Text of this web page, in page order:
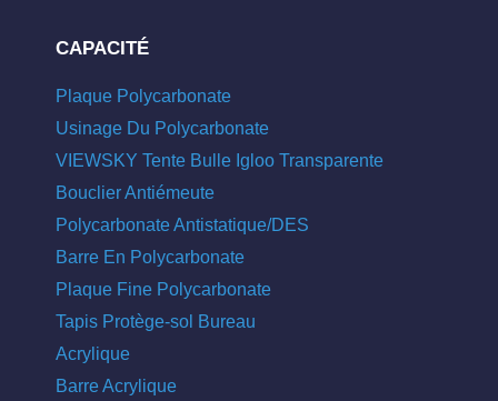
CAPACITÉ
Plaque Polycarbonate
Usinage Du Polycarbonate
VIEWSKY Tente Bulle Igloo Transparente
Bouclier Antiémeute
Polycarbonate Antistatique/DES
Barre En Polycarbonate
Plaque Fine Polycarbonate
Tapis Protège-sol Bureau
Acrylique
Barre Acrylique